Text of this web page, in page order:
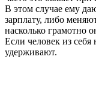
В этом случае ему
зарплату, либо
насколько грамотно
Если человек из себя
удерживают.